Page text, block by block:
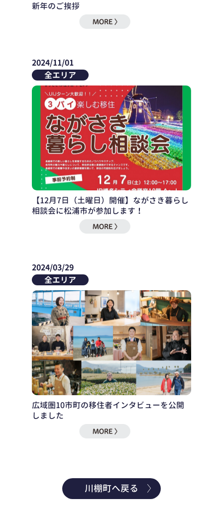
新年のご挨拶
2024/11/01
全エリア
【12月7日（土曜日）開催】ながさき暮らし
相談会に松浦市が参加します！
2024/03/29
全エリア
広域圏10市町の移住者インタビューを公開
しました
川棚町へ戻る